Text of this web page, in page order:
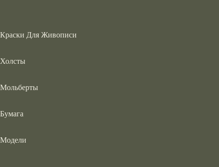
Краски Для Живописи
Холсты
Мольберты
Бумага
Модели